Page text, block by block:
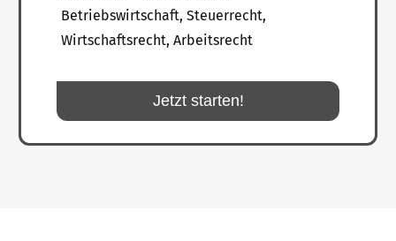
Betriebswirtschaft, Steuerrecht,
Wirtschaftsrecht, Arbeitsrecht
Jetzt starten!